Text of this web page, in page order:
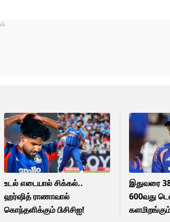
உடல் எடையால் சிக்கல்..
ஹர்ஷித் ராணாவால்
கொந்தளிக்கும் பிசிசிஐ!
இதுவரை
600வது